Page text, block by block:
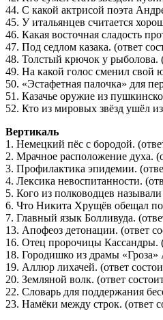
44. С какой актрисой поэта
45. У итальянцев считается
46. Какая восточная сладость
47. Под седлом казака. (ответ
48. Толстый крючок у рыболова.
49. На какой голос сменил свой
50. «Эстафетная палочка» для
51. Казачье оружие из
52. Кто из мировых звёзд ушёл из
Вертикаль
1. Немецкий пёс с бородой.
2. Мрачное расположение духа.
3. Профилактика эпидемии.
4. Лексика невоспитанности.
5. Кого из полководцев
6. Что Никита Хрущёв обещал
7. Главный язык Болливуда.
13. Апофеоз детонации. (ответ
16. Отец пророчицы Кассандры.
18. Городишко из драмы «Гроза»
19. Аллюр лихачей. (ответ
20. Земляной волк. (ответ
22. Словарь для поддержания
23. Намёки между строк. (ответ